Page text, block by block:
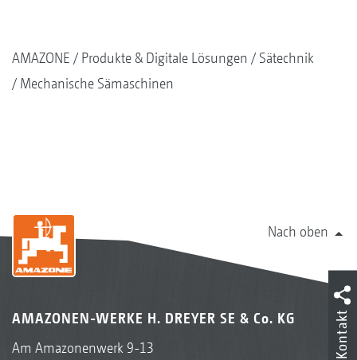
AMAZONE Produkte & Digitale Lösungen
Sätechnik
Mechanische Sämaschinen
Nach oben
AMAZONEN-WERKE H. DREYER SE & Co. KG
Am Amazonenwerk 9-13
Kontakt